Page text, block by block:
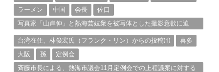
ラーメン
中国 会長
佐口
写真家「山岸伸」と熱海芸妓衆を被写体とした撮影意欲に迫
台湾在住、林俊宏氏（フランク・リン）からの投稿⑴
喜多
大阪
孫
定例会
斉藤市長による、熱海市議会11月定例会での上程議案に対する